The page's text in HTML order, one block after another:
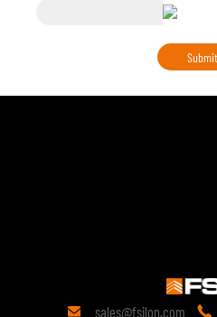
 sales@fsilon.com 